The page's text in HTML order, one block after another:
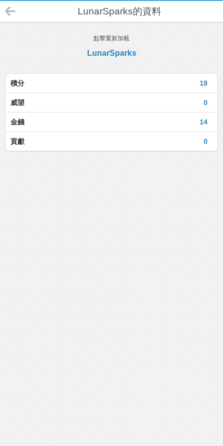
LunarSparks的資料
點擊重新加載
LunarSparks
18
積分
0
威望
14
金錢
0
貢獻